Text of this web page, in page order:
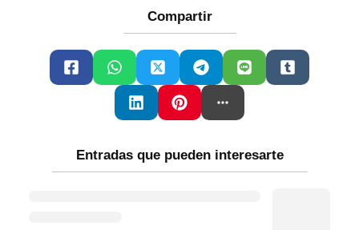
Compartir
Entradas que pueden interesarte